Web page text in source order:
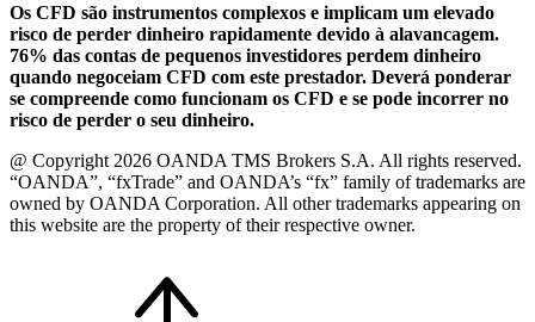
Os CFD são instrumentos complexos e implicam um elevado
risco de perder dinheiro rapidamente devido à alavancagem.
76% das contas de pequenos investidores perdem dinheiro
quando negoceiam CFD com este prestador. Deverá ponderar
se compreende como funcionam os CFD e se pode incorrer no
risco de perder o seu dinheiro.
@ Copyright 2026 OANDA TMS Brokers S.A. All rights reserved.
“OANDA”, “fxTrade” and OANDA’s “fx” family of trademarks are
owned by OANDA Corporation. All other trademarks appearing on
this website are the property of their respective owner.